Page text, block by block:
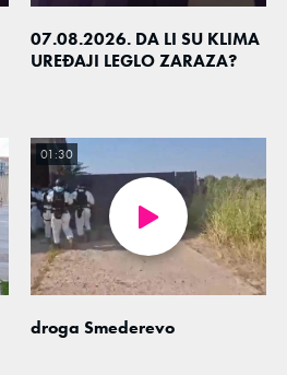
07.08.2026. DA LI SU KLIMA
UREĐAJI LEGLO ZARAZA?
droga Smederevo
01:30